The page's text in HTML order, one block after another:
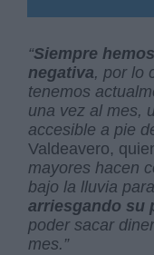
“Siempre
negativa, por lo
tenemos
una vez al mes,
accesible a pie
Valdeavero,
mayores hacen
bajo la lluvia
arriesgando su
poder sacar
mes.”